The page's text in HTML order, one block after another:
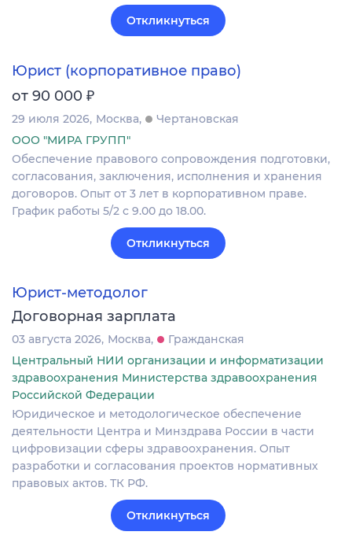
Откликнуться
Юрист (корпоративное право)
от 90 000 ₽
29 июля 2026 Москва
Чертановская
ООО "МИРА ГРУПП"
Обеспечение правового сопровождения подготовки,
согласования, заключения, исполнения и хранения
договоров. Опыт от 3 лет в корпоративном праве.
График работы 5/2 с 9.00 до 18.00.
Откликнуться
Юрист-методолог
Договорная зарплата
03 августа 2026 Москва
Гражданская
Центральный НИИ организации и информатизации
здравоохранения Министерства здравоохранения
Российской Федерации
Юридическое и методологическое обеспечение
деятельности Центра и Минздрава России в части
цифровизации сферы здравоохранения. Опыт
разработки и согласования проектов нормативных
правовых актов. ТК РФ.
Откликнуться